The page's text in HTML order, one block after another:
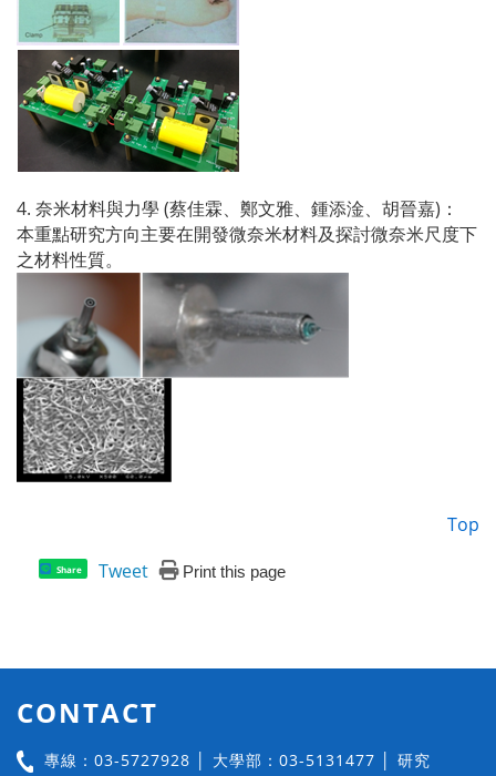
4. 奈米材料與力學 (蔡佳霖、鄭文雅、鍾添淦、胡晉嘉) ：
本重點研究方向主要在開發微奈米材料及探討微奈米尺度下
之材料性質。
Top
Share Tweet Print this page
CONTACT
專線：03-5727928 │ 大學部：03-5131477 │ 研究